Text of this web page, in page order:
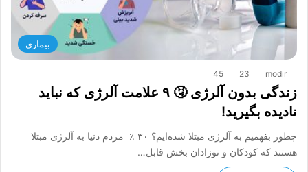
بیماری
modir
23
45
زندگی بدون آلرژی 🤧 ۹ علامت آلرژی که نباید
نادیده بگیرید!
چطور بفهمیم به آلرژی مبتلا شده‌ایم؟ ۳۰ ٪ مردم دنیا به آلرژی مبتلا
هستند که کودکان و نوزادان بخش قابل…